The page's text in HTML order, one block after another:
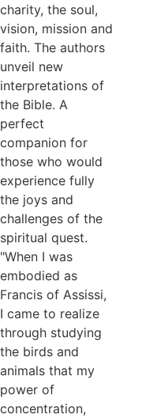
charity, the soul,
vision, mission and
faith. The authors
unveil new
interpretations of
the Bible. A
perfect
companion for
those who would
experience fully
the joys and
challenges of the
spiritual quest.
"When I was
embodied as
Francis of Assissi,
I came to realize
through studying
the birds and
animals that my
power of
concentration,